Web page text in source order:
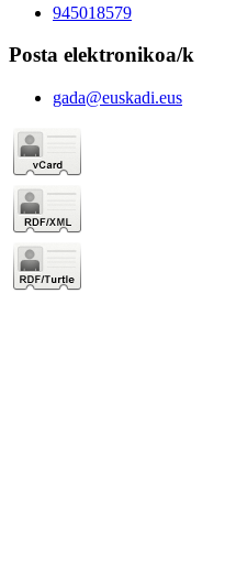
945018579
Posta elektronikoa/k
gada@euskadi.eus